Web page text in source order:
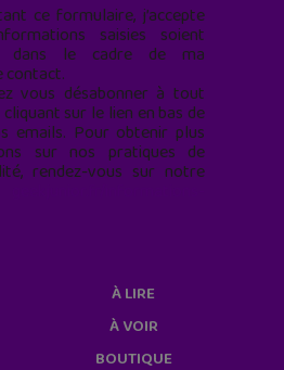
ce formulaire, j’accepte
saisies soient
dans le cadre de ma
contact.
vous désabonner à tout
sur le lien en bas de
emails. Pour obtenir plus
sur nos pratiques de
rendez-vous sur notre
À LIRE
À VOIR
BOUTIQUE